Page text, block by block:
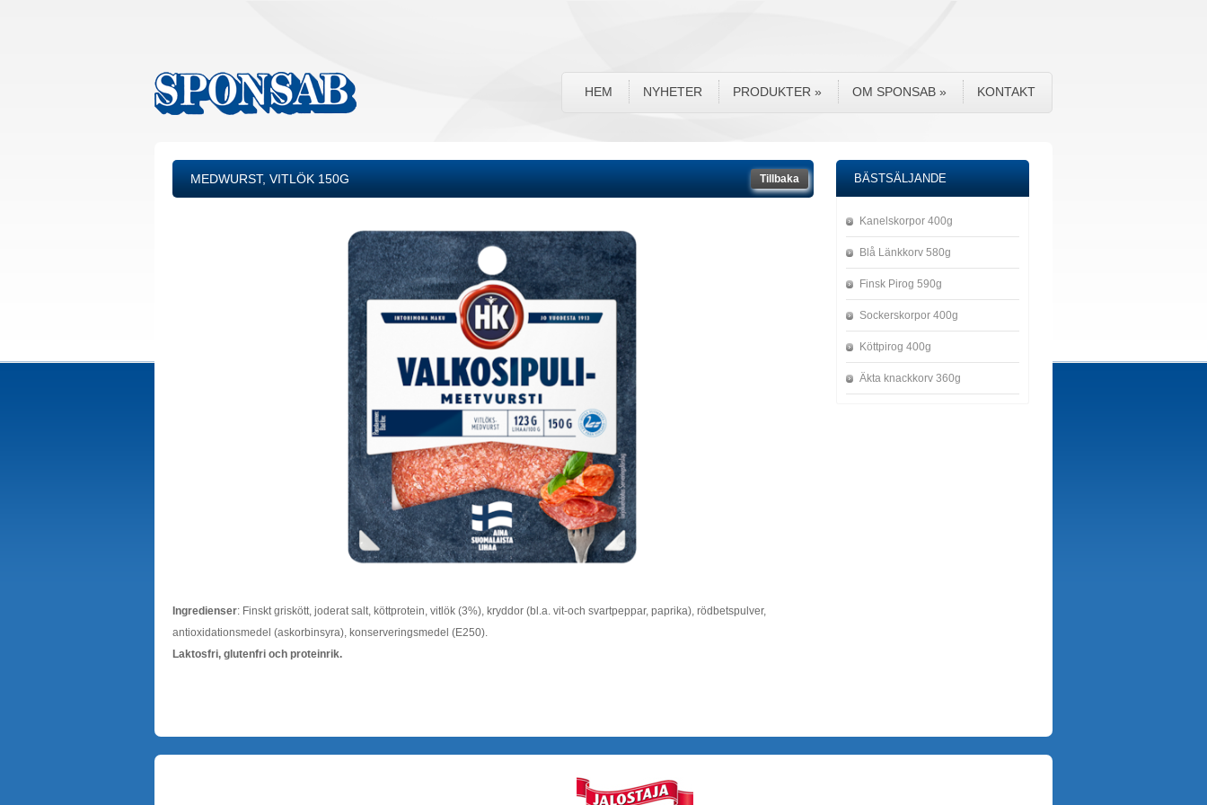
HEM NYHETER PRODUKTER » OM SPONSAB » KONTAKT
Tillbaka
MEDWURST, VITLÖK 150G
Ingredienser: Finskt griskött, joderat salt, köttprotein, vitlök (3%), kryddor (bl.a. vit-och svartpeppar, paprika), rödbetspulver,
antioxidationsmedel (askorbinsyra), konserveringsmedel (E250).
Laktosfri, glutenfri och proteinrik.
BÄSTSÄLJANDE
Kanelskorpor 400g
Blå Länkkorv 580g
Finsk Pirog 590g
Sockerskorpor 400g
Köttpirog 400g
Äkta knackkorv 360g